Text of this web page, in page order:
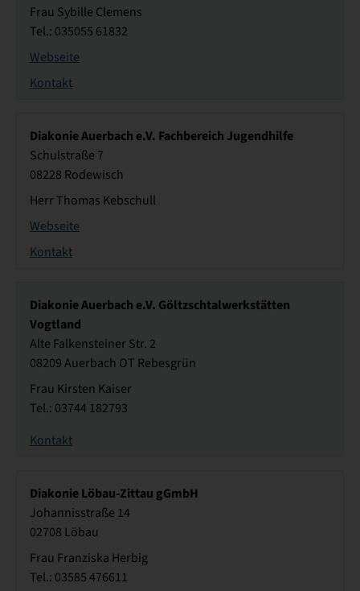
Frau Sybille Clemens
Tel.: 035055 61832
Webseite
Kontakt
Diakonie Auerbach e.V. Fachbereich Jugendhilfe
Schulstraße 7
08228 Rodewisch
Herr Thomas Kebschull
Webseite
Kontakt
Diakonie Auerbach e.V. Göltzschtalwerkstätten
Vogtland
Alte Falkensteiner Str. 2
08209 Auerbach OT Rebesgrün
Frau Kirsten Kaiser
Tel.: 03744 182793
Kontakt
Diakonie Löbau-Zittau gGmbH
Johannisstraße 14
02708 Löbau
Frau Franziska Herbig
Tel.: 03585 476611